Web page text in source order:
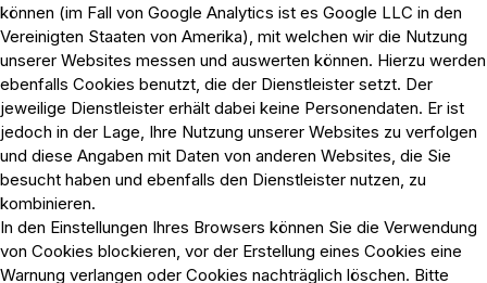
können (im Fall von Google Analytics ist es Google LLC in den
Vereinigten Staaten von Amerika), mit welchen wir die Nutzung
unserer Websites messen und auswerten können. Hierzu werden
ebenfalls Cookies benutzt, die der Dienstleister setzt. Der
jeweilige Dienstleister erhält dabei keine Personendaten. Er ist
jedoch in der Lage, Ihre Nutzung unserer Websites zu verfolgen
und diese Angaben mit Daten von anderen Websites, die Sie
besucht haben und ebenfalls den Dienstleister nutzen, zu
kombinieren.
In den Einstellungen Ihres Browsers können Sie die Verwendung
von Cookies blockieren, vor der Erstellung eines Cookies eine
Warnung verlangen oder Cookies nachträglich löschen. Bitte